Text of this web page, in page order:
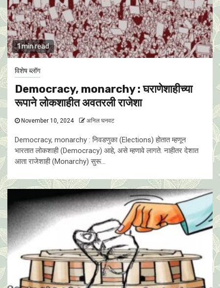
1 min read
विशेष ब्लॉग
Democracy, monarchy : घराणेशाहीच्या
रूपाने लोकशाहीत अवतरली राजेशा
November 10, 2024 अनिल घनवट
Democracy, monarchy : निवडणुका (Elections) होतात म्हणून
भारतात लोकशाही (Democracy) आहे, असे म्हणावे लागते. नाहीतर देशात
आता राजेशाही (Monarchy) सुरू...